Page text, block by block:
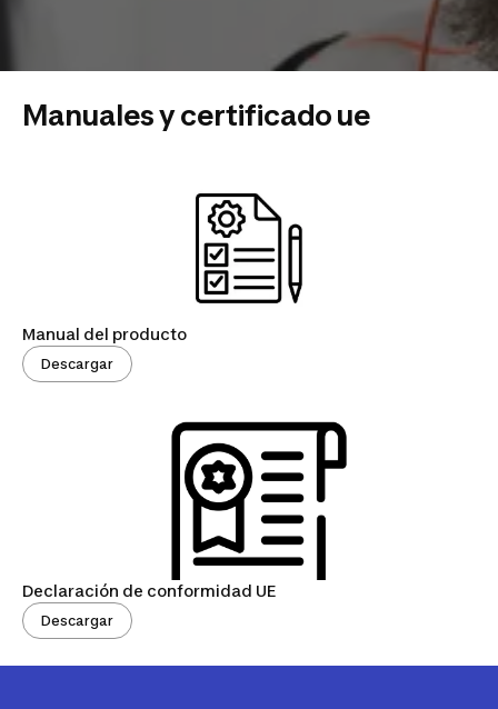
Manuales y certificado ue
Manual del producto
Descargar
Declaración de conformidad UE
Descargar